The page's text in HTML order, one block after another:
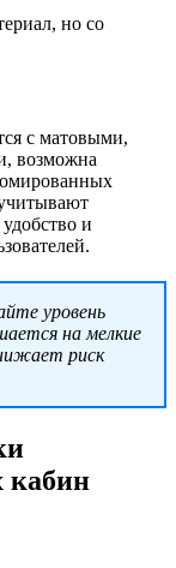
но со
с матовыми,
возможна
и
уровень
на мелкие
риск
кабин